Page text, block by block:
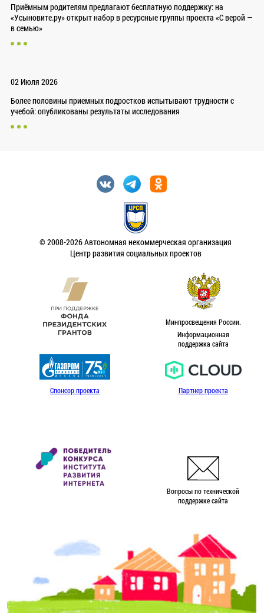
Приёмным родителям предлагают бесплатную поддержку: на
«Усыновите.ру» открыт набор в ресурсные группы проекта «С верой —
в семью»
02 Июля 2026
Более половины приемных подростков испытывают трудности с
учебой: опубликованы результаты исследования
© 2008-2026 Автономная некоммерческая организация
Центр развития социальных проектов
Минпросвещения России.
Информационная
поддержка сайта
Спонсор проекта Партнер проекта
Вопросы по технической
поддержке сайта